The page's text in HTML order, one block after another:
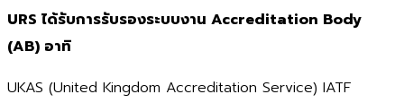
URS ได้รับการรับรองระบบงาน Accreditation Body
(AB) อาทิ
UKAS (United Kingdom Accreditation Service) IATF